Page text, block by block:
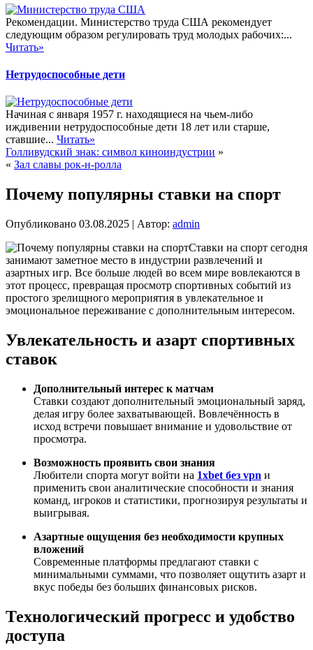
Рекомендации. Министерство труда США рекомендует
следующим образом регулировать труд молодых рабочих:...
Читать»
Нетрудоспособные дети
Начиная с января 1957 г. находящиеся на чьем-либо
иждивении нетрудоспособные дети 18 лет или старше,
ставшие... Читать»
Голливудский знак: символ киноиндустрии »
« Зал славы рок-н-ролла
Почему популярны ставки на спорт
Опубликовано 03.08.2025 | Автор: admin
Ставки на спорт сегодня
занимают заметное место в индустрии развлечений и
азартных игр. Все больше людей во всем мире вовлекаются в
этот процесс, превращая просмотр спортивных событий из
простого зрелищного мероприятия в увлекательное и
эмоциональное переживание с дополнительным интересом.
Увлекательность и азарт спортивных
ставок
Дополнительный интерес к матчам
Ставки создают дополнительный эмоциональный заряд,
делая игру более захватывающей. Вовлечённость в
исход встречи повышает внимание и удовольствие от
просмотра.
Возможность проявить свои знания
Любители спорта могут войти на 1xbet без vpn и
применить свои аналитические способности и знания
команд, игроков и статистики, прогнозируя результаты и
выигрывая.
Азартные ощущения без необходимости крупных
вложений
Современные платформы предлагают ставки с
минимальными суммами, что позволяет ощутить азарт и
вкус победы без больших финансовых рисков.
Технологический прогресс и удобство
доступа